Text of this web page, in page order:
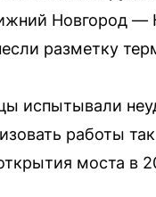
Новгород
разметку
испытывали
работы
моста в